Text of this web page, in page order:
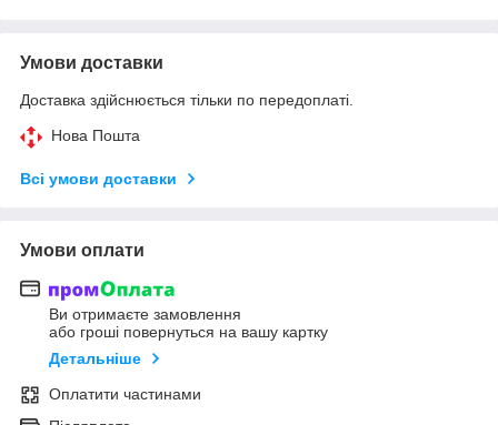
Умови доставки
Доставка здійснюється тільки по передоплаті.
Нова Пошта
Всі умови доставки
Умови оплати
Ви отримаєте замовлення
або гроші повернуться на вашу картку
Детальніше
Оплатити частинами